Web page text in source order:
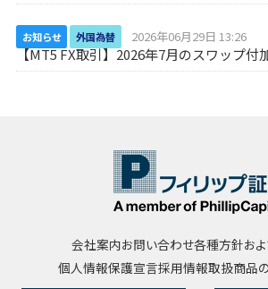
お知らせ 外国為替 2026年06月29日 13:26
【MT5 FX取引】2026年7月のスワップ付
会社案内お問い合わせ各種方針お
個人情報保護宣言採用情報取扱商品